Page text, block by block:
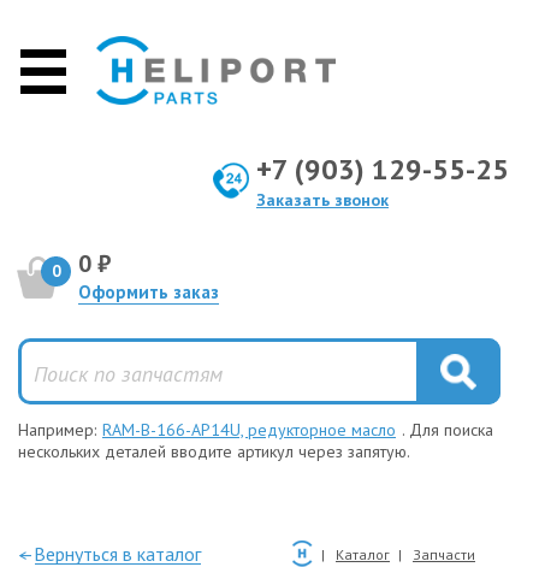
+7 (903) 129-55-25
Заказать звонок
0 0 ₽
Оформить заказ
Например: RAM-B-166-AP14U, редукторное масло . Для поиска
нескольких деталей вводите артикул через запятую.
—Вернуться в каталог Каталог Запчасти